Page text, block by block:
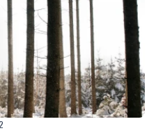
pokazują, że drewno
ekologicznych